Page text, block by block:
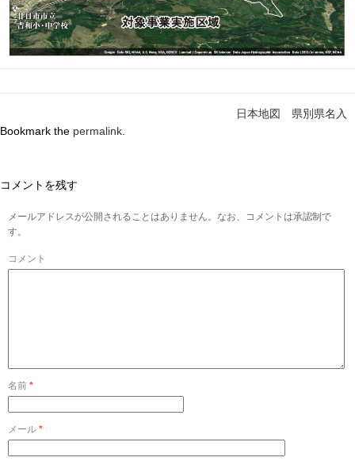
日本地図 県別県名入
Bookmark the permalink
コメントを残す
メールアドレスが公開されることはありません。なお、コメントは承認制で
す。
コメント
名前 *
メール *